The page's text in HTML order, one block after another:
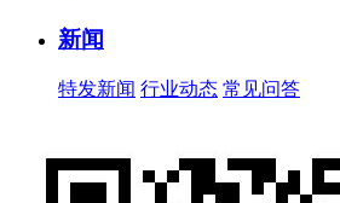
新闻
特发新闻 行业动态 常见问答